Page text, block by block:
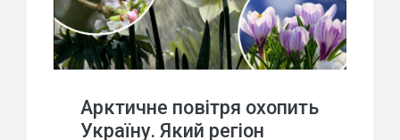
Арктичне повітря охопить
Україну. Який регіон